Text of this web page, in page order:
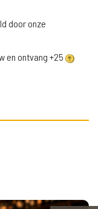
door onze
en ontvang +25